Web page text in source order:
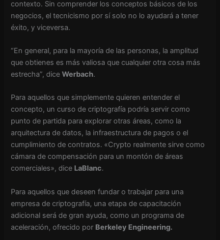
contexto. Sin comprender los conceptos básicos de los
negocios, el tecnicismo por sí solo no lo ayudará a tener
éxito, y viceversa.
“En general, para la mayoría de las personas, la amplitud
que obtienes es más valiosa que cualquier otra cosa más
estrecha”, diceWerbach.
Para aquellos que simplemente quieren entender el
concepto, un curso de criptografía podría servir como
punto de partida para explorar otras áreas, como la
arquitectura de datos, la infraestructura de pagos o el
cumplimiento de contratos. «Crypto realmente sirve como
cámara de compensación para un montón de áreas
comerciales», dice LaBlanc.
Para aquellos que deseen fundar o trabajar para una
empresa de criptografía, una etapa de capacitación
adicional será de gran ayuda, como un programa de
aceleración, ofrecido por Berkeley Engineering.